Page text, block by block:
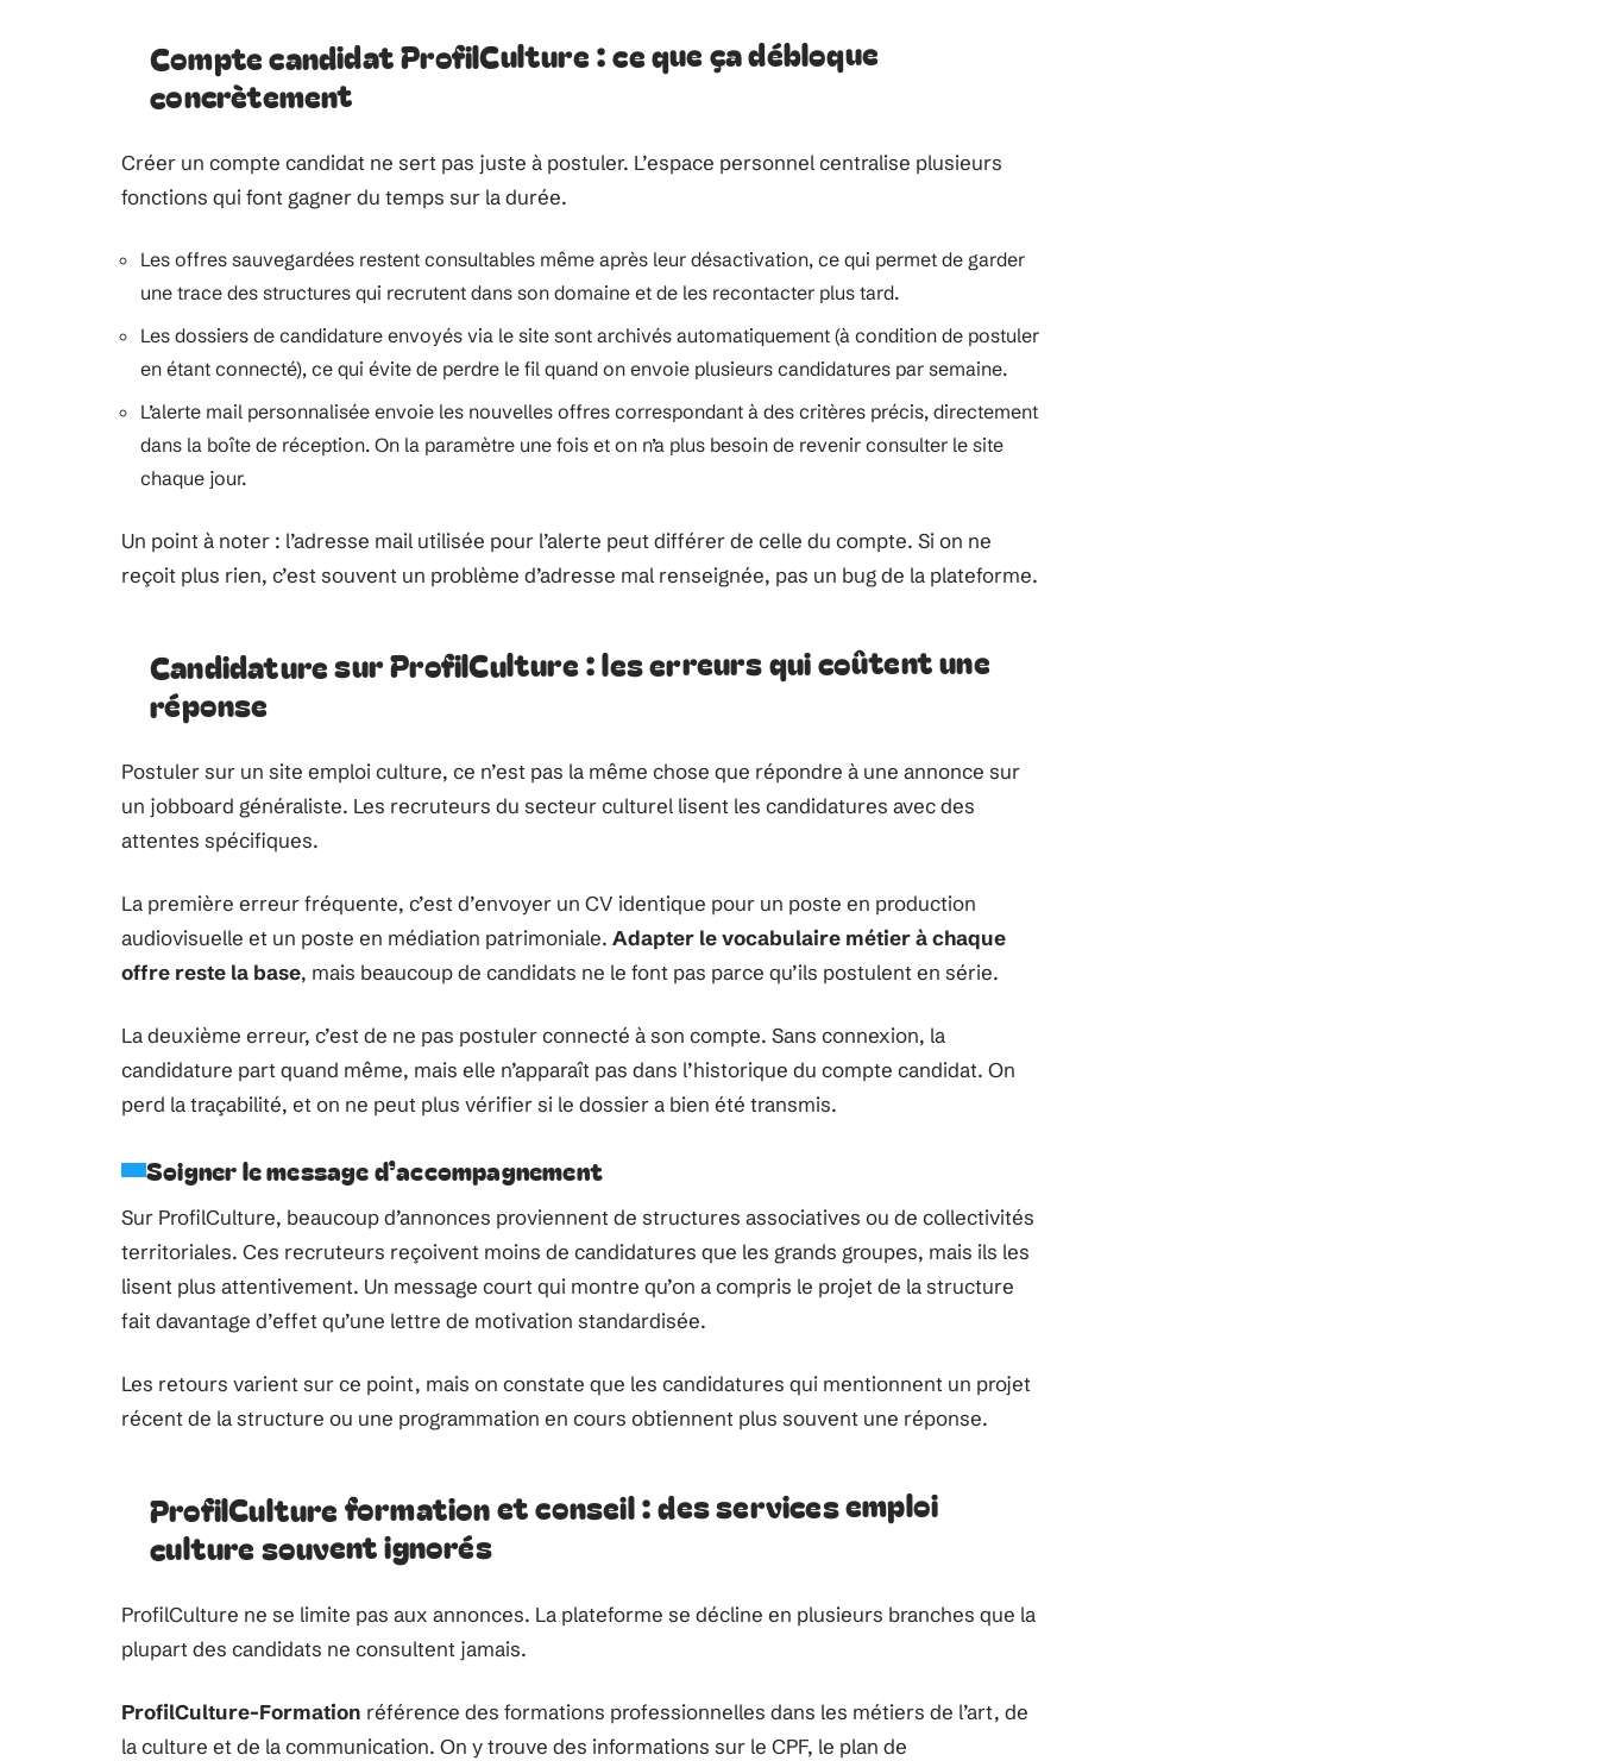
Compte candidat ProfilCulture : ce que ça débloque
concrètement
Créer un compte candidat ne sert pas juste à postuler. L’espace personnel centralise plusieurs
fonctions qui font gagner du temps sur la durée.
Les offres sauvegardées restent consultables même après leur désactivation, ce qui permet de garder
une trace des structures qui recrutent dans son domaine et de les recontacter plus tard.
Les dossiers de candidature envoyés via le site sont archivés automatiquement (à condition de postuler
en étant connecté), ce qui évite de perdre le fil quand on envoie plusieurs candidatures par semaine.
L’alerte mail personnalisée envoie les nouvelles offres correspondant à des critères précis, directement
dans la boîte de réception. On la paramètre une fois et on n’a plus besoin de revenir consulter le site
chaque jour.
Un point à noter : l’adresse mail utilisée pour l’alerte peut différer de celle du compte. Si on ne
reçoit plus rien, c’est souvent un problème d’adresse mal renseignée, pas un bug de la plateforme.
Candidature sur ProfilCulture : les erreurs qui coûtent une
réponse
Postuler sur un site emploi culture, ce n’est pas la même chose que répondre à une annonce sur
un jobboard généraliste. Les recruteurs du secteur culturel lisent les candidatures avec des
attentes spécifiques.
La première erreur fréquente, c’est d’envoyer un CV identique pour un poste en production
audiovisuelle et un poste en médiation patrimoniale. Adapter le vocabulaire métier à chaque
offre reste la base, mais beaucoup de candidats ne le font pas parce qu’ils postulent en série.
La deuxième erreur, c’est de ne pas postuler connecté à son compte. Sans connexion, la
candidature part quand même, mais elle n’apparaît pas dans l’historique du compte candidat. On
perd la traçabilité, et on ne peut plus vérifier si le dossier a bien été transmis.
Soigner le message d’accompagnement
Sur ProfilCulture, beaucoup d’annonces proviennent de structures associatives ou de collectivités
territoriales. Ces recruteurs reçoivent moins de candidatures que les grands groupes, mais ils les
lisent plus attentivement. Un message court qui montre qu’on a compris le projet de la structure
fait davantage d’effet qu’une lettre de motivation standardisée.
Les retours varient sur ce point, mais on constate que les candidatures qui mentionnent un projet
récent de la structure ou une programmation en cours obtiennent plus souvent une réponse.
ProfilCulture formation et conseil : des services emploi
culture souvent ignorés
ProfilCulture ne se limite pas aux annonces. La plateforme se décline en plusieurs branches que la
plupart des candidats ne consultent jamais.
ProfilCulture-Formation référence des formations professionnelles dans les métiers de l’art, de
la culture et de la communication. On y trouve des informations sur le CPF, le plan de